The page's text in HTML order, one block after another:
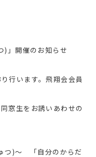
)」開催のお知らせ
行います。飛翔会会員
窓生をお誘いあわせの
つ)～ 「自分のからだ